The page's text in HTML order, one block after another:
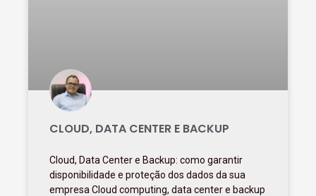
CLOUD, DATA CENTER E BACKUP
Cloud, Data Center e Backup: como garantir
disponibilidade e proteção dos dados da sua
empresa Cloud computing, data center e backup